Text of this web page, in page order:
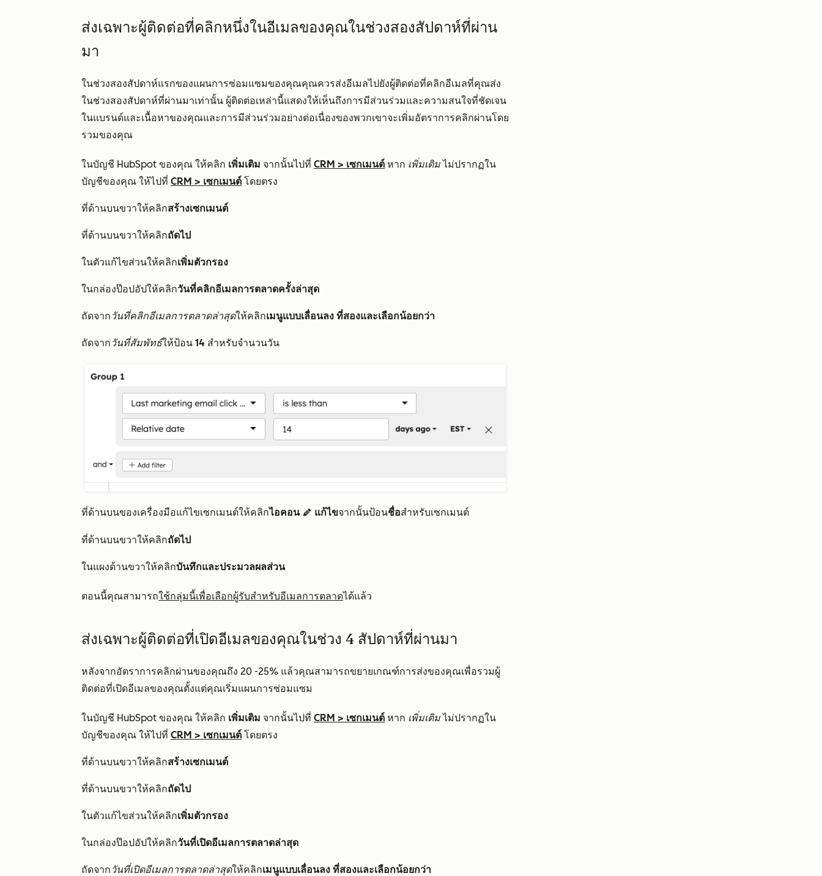
ส่งเฉพาะผู้ติดต่อที่คลิกหนึ่งในอีเมลของคุณในช่วงสองสัปดาห์ที่ผ่าน
มา
ในช่วงสองสัปดาห์แรกของแผนการซ่อมแซมของคุณคุณควรส่งอีเมลไปยังผู้ติดต่อที่คลิกอีเมลที่คุณส่ง
ในช่วงสองสัปดาห์ที่ผ่านมาเท่านั้น ผู้ติดต่อเหล่านี้แสดงให้เห็นถึงการมีส่วนร่วมและความสนใจที่ชัดเจน
ในแบรนด์และเนื้อหาของคุณและการมีส่วนร่วมอย่างต่อเนื่องของพวกเขาจะเพิ่มอัตราการคลิกผ่านโดย
รวมของคุณ
ในบัญชี HubSpot ของคุณ ให้คลิก เพิ่มเติม จากนั้นไปที่ CRM > เซกเมนต์ หาก เพิ่มเติมไม่ปรากฏใน
บัญชีของคุณ ให้ไปที่ CRM > เซกเมนต์ โดยตรง
ที่ด้านบนขวาให้คลิกสร้างเซกเมนต์
ที่ด้านบนขวาให้คลิกถัดไป
ในตัวแก้ไขส่วนให้คลิกเพิ่มตัวกรอง
ในกล่องป๊อปอัปให้คลิกวันที่คลิกอีเมลการตลาดครั้งล่าสุด
ถัดจากวันที่คลิกอีเมลการตลาดล่าสุดให้คลิกเมนูแบบเลื่อนลง ที่สองและเลือกน้อยกว่า
ถัดจากวันที่สัมพัทธ์ให้ป้อน 14 สำหรับจำนวนวัน
ที่ด้านบนของเครื่องมือแก้ไขเซกเมนต์ให้คลิกไอคอน edit แก้ไขจากนั้นป้อนชื่อสำหรับเซกเมนต์
ที่ด้านบนขวาให้คลิกถัดไป
ในแผงด้านขวาให้คลิกบันทึกและประมวลผลส่วน
ตอนนี้คุณสามารถใช้กลุ่มนี้เพื่อเลือกผู้รับสำหรับอีเมลการตลาดได้แล้ว
ส่งเฉพาะผู้ติดต่อที่เปิดอีเมลของคุณในช่วง 4 สัปดาห์ที่ผ่านมา
หลังจากอัตราการคลิกผ่านของคุณถึง 20 -25% แล้วคุณสามารถขยายเกณฑ์การส่งของคุณเพื่อรวมผู้
ติดต่อที่เปิดอีเมลของคุณตั้งแต่คุณเริ่มแผนการซ่อมแซม
ในบัญชี HubSpot ของคุณ ให้คลิก เพิ่มเติม จากนั้นไปที่ CRM > เซกเมนต์ หาก เพิ่มเติมไม่ปรากฏใน
บัญชีของคุณ ให้ไปที่ CRM > เซกเมนต์ โดยตรง
ที่ด้านบนขวาให้คลิกสร้างเซกเมนต์
ที่ด้านบนขวาให้คลิกถัดไป
ในตัวแก้ไขส่วนให้คลิกเพิ่มตัวกรอง
ในกล่องป๊อปอัปให้คลิกวันที่เปิดอีเมลการตลาดล่าสุด
ถัดจากวันที่เปิดอีเมลการตลาดล่าสุดให้คลิกเมนูแบบเลื่อนลง ที่สองและเลือกน้อยกว่า